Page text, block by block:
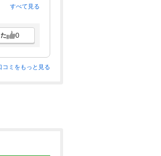
すべて見る
0
コミをもっと見る